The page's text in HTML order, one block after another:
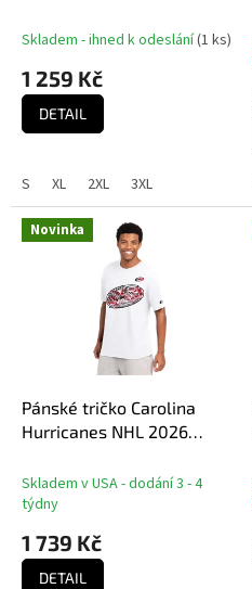
Signature Roster
Skladem - ihned k odeslání(1 ks)
1 259 Kč
DETAIL
S XL 2XL 3XL
Novinka
Pánské tričko Carolina
Hurricanes NHL 2026
Prime Time
Skladem v USA - dodání 3 - 4
týdny
1 739 Kč
DETAIL